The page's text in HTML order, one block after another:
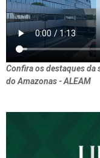
Confira os destaques da
do Amazonas - ALEAM